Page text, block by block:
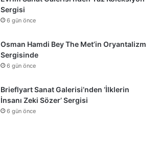
Sergisi
6 gün önce
Osman Hamdi Bey The Met’in Oryantalizm
Sergisinde
6 gün önce
Brieflyart Sanat Galerisi’nden ‘İlklerin
İnsanı Zeki Sözer’ Sergisi
6 gün önce